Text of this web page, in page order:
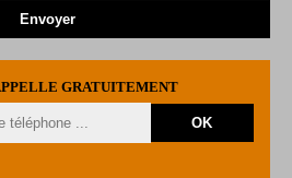
GRATUITEMENT